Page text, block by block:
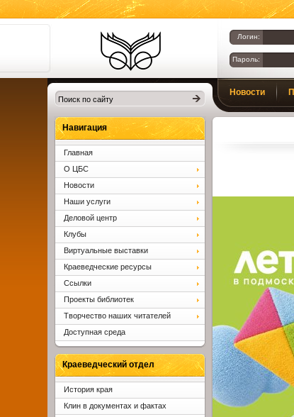
Библиотеки
Клина. Клинская
ЦБС.
Логин:
Пароль:
Новости
Навигация
Главная
О ЦБС
Новости
Наши услуги
Деловой центр
Клубы
Виртуальные выставки
Краеведческие ресурсы
Ссылки
Проекты библиотек
Творчество наших читателей
Доступная среда
Краеведческий отдел
История края
Клин в документах и фактах